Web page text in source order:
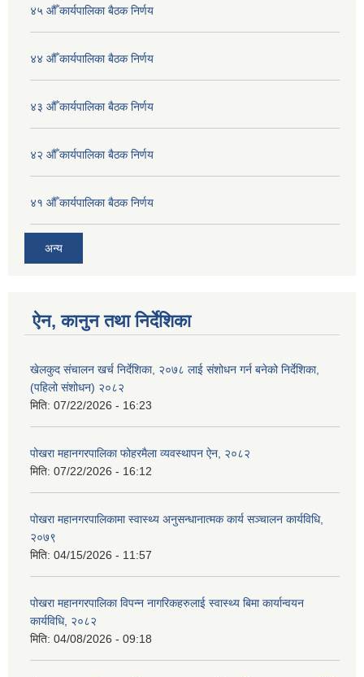
४५ औँ कार्यपालिका बैठक निर्णय
४४ औँ कार्यपालिका बैठक निर्णय
४३ औँ कार्यपालिका बैठक निर्णय
४२ औँ कार्यपालिका बैठक निर्णय
४१ औँ कार्यपालिका बैठक निर्णय
अन्य
ऐन, कानुन तथा निर्देशिका
खेलकुद संचालन खर्च निर्देशिका, २०७८ लाई संशोधन गर्न बनेको निर्देशिका,
(पहिलो संशोधन) २०८२
मिति: 07/22/2026 - 16:23
पोखरा महानगरपालिका फोहरमैला व्यवस्थापन ऐन, २०८२
मिति: 07/22/2026 - 16:12
पोखरा महानगरपालिकामा स्वास्थ्य अनुसन्धानात्मक कार्य सञ्चालन कार्यविधि,
२०७९
मिति: 04/15/2026 - 11:57
पोखरा महानगरपालिका विपन्न नागरिकहरुलाई स्वास्थ्य बिमा कार्यान्वयन
कार्यविधि, २०८२
मिति: 04/08/2026 - 09:18